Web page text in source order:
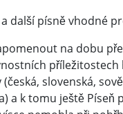
a další písně vhodné
na dobu
příležitostech
slovenská,
a k tomu ještě Píseň